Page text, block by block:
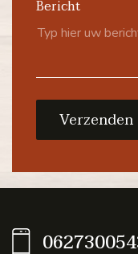
Bericht
Verzenden